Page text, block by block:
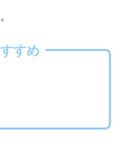
すめ